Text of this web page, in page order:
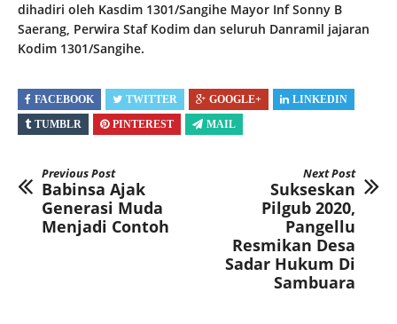
dihadiri oleh Kasdim 1301/Sangihe Mayor Inf Sonny B
Saerang, Perwira Staf Kodim dan seluruh Danramil jajaran
Kodim 1301/Sangihe.
FACEBOOK TWITTER GOOGLE+
LINKEDIN
TUMBLR
PINTEREST MAIL
Previous Post
Babinsa Ajak
Generasi Muda
Menjadi Contoh
Next Post
Sukseskan
Pilgub 2020,
Pangellu
Resmikan Desa
Sadar Hukum Di
Sambuara